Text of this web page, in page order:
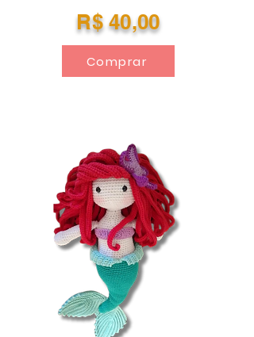
R$ 40,00
Comprar